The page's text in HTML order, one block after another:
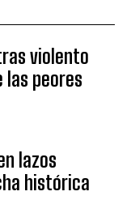
violento
las peores
lazos
histórica